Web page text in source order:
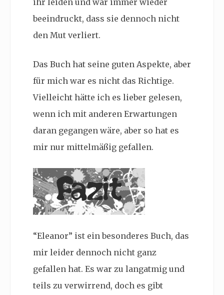
ihr leiden und war immer wieder
beeindruckt, dass sie dennoch nicht
den Mut verliert.
Das Buch hat seine guten Aspekte, aber
für mich war es nicht das Richtige.
Vielleicht hätte ich es lieber gelesen,
wenn ich mit anderen Erwartungen
daran gegangen wäre, aber so hat es
mir nur mittelmäßig gefallen.
“Eleanor” ist ein besonderes Buch, das
mir leider dennoch nicht ganz
gefallen hat. Es war zu langatmig und
teils zu verwirrend, doch es gibt